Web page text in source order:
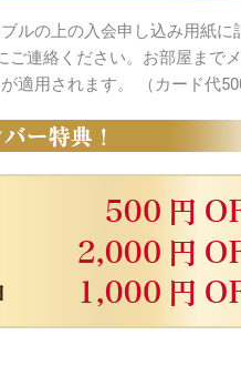
ルの上の入会申し込み用紙に
連絡ください。お部屋まで
適用されます。 （カード代